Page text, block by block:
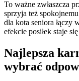
To ważne zwłaszcza
sprzyja też
dla kota seniora łączy
efekcie posiłek staje
Najlepsza
wybrać